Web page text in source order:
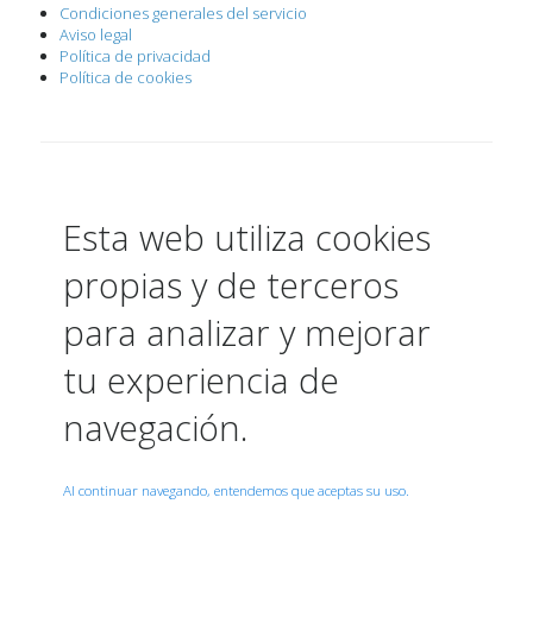
Condiciones generales del servicio
Aviso legal
Política de privacidad
Política de cookies
Esta web utiliza cookies
propias y de terceros
para analizar y mejorar
tu experiencia de
navegación.
Al continuar navegando, entendemos que aceptas su uso.